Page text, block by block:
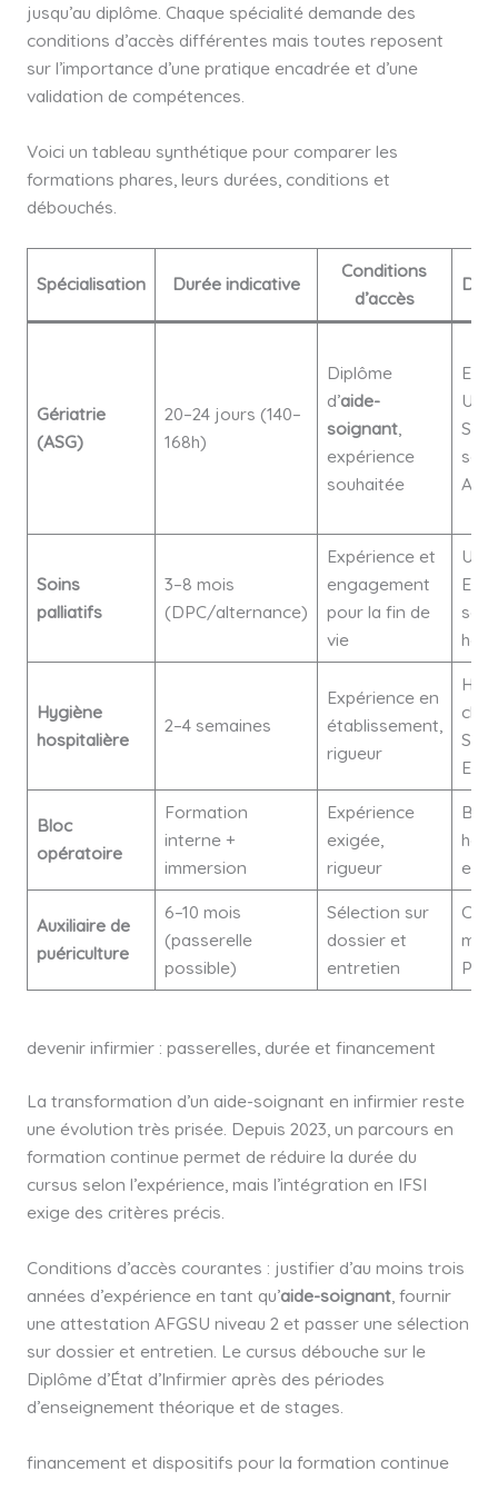
jusqu’au diplôme. Chaque spécialité demande des
conditions d’accès différentes mais toutes reposent
sur l’importance d’une pratique encadrée et d’une
validation de compétences.
Voici un tableau synthétique pour comparer les
formations phares, leurs durées, conditions et
débouchés.
Spécialisation Durée indicative
Conditions
d’accès
Gériatrie
(ASG)
20–24 jours (140–
168h)
Diplôme
d’aide-
soignant,
expérience
souhaitée
Soins
palliatifs
3–8 mois
(DPC/alternance)
Expérience et
engagement
pour la fin de
vie
Hygiène
hospitalière
2–4 semaines
Expérience en
établissement,
rigueur
SSR,
Bloc
opératoire
Formation
interne +
immersion
Expérience
exigée,
rigueur
et
Auxiliaire de
puériculture
6–10 mois
(passerelle
possible)
Sélection sur
dossier et
entretien
PMI
devenir infirmier : passerelles, durée et financement
La transformation d’un aide-soignant en infirmier reste
une évolution très prisée. Depuis 2023, un parcours en
formation continue permet de réduire la durée du
cursus selon l’expérience, mais l’intégration en IFSI
exige des critères précis.
Conditions d’accès courantes : justifier d’au moins trois
années d’expérience en tant qu’aide-soignant, fournir
une attestation AFGSU niveau 2 et passer une sélection
sur dossier et entretien. Le cursus débouche sur le
Diplôme d’État d’Infirmier après des périodes
d’enseignement théorique et de stages.
financement et dispositifs pour la formation continue